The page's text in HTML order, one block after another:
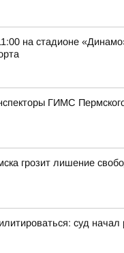
на стадионе
ГИМС
грозит лишение
суд начал